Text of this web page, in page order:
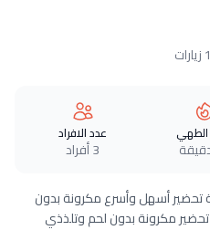
عدد الافراد
3 أفراد
تحضير أسهل وأسرع مكرونة بدون
مكرونة بدون لحم وتلذذي